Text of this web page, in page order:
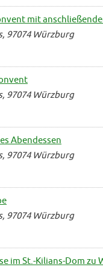
mit
97074 Würzburg
97074 Würzburg
Abendessen
97074 Würzburg
97074 Würzburg
im St.-Kilians-Dom